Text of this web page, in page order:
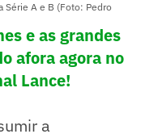
Série A e B (Foto: Pedro
e as grandes
afora agora no
Lance!
a